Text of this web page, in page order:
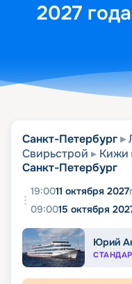
2027 года
Санкт-Петербург
Свирьстрой
Кижи
Санкт-Петербург
19:0011 октября 2027
09:0015 октября
Юрий